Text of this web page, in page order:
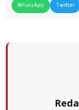
WhatsApp
Twitter